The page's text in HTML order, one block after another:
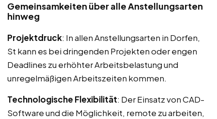
Gemeinsamkeiten über alle Anstellungsarten
hinweg
Projektdruck: In allen Anstellungsarten in Dorfen,
St kann es bei dringenden Projekten oder engen
Deadlines zu erhöhter Arbeitsbelastung und
unregelmäßigen Arbeitszeiten kommen.
Technologische Flexibilität: Der Einsatz von CAD-
Software und die Möglichkeit, remote zu arbeiten,